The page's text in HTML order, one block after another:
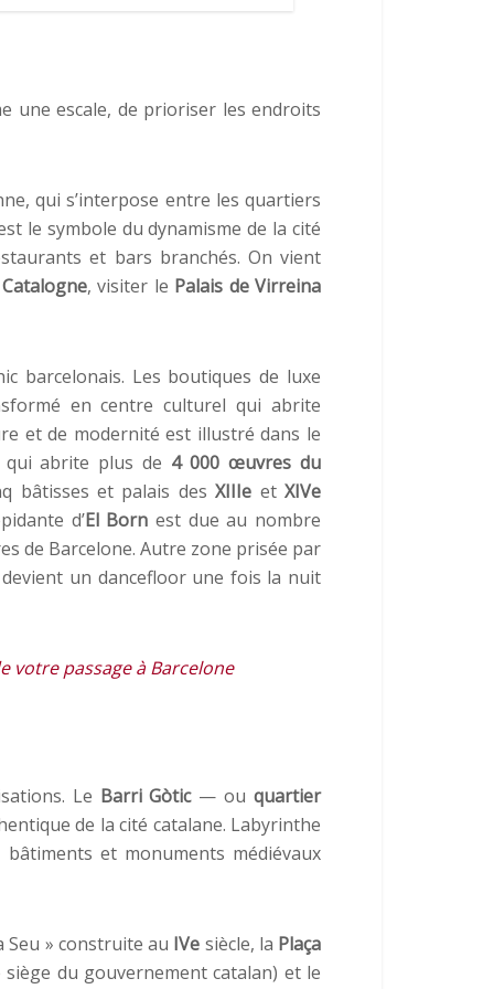
une escale, de prioriser les endroits
qui s’interpose entre les quartiers
le symbole du dynamisme de la cité
et bars branchés. On vient
, visiter le Palais de Virreina
barcelonais. Les boutiques de luxe
en centre culturel qui abrite
et de modernité est illustré dans le
abrite plus de 4 000 œuvres du
bâtisses et palais desXIIIe etXIVe
d’El Born est due au nombre
de Barcelone. Autre zone prisée par
un dancefloor une fois la nuit
votre passage à Barcelone
Le Barri Gòtic— ouquartier
de la cité catalane. Labyrinthe
bâtiments et monuments médiévaux
Seu » construite au IVe siècle, la Plaça
du gouvernement catalan) et le